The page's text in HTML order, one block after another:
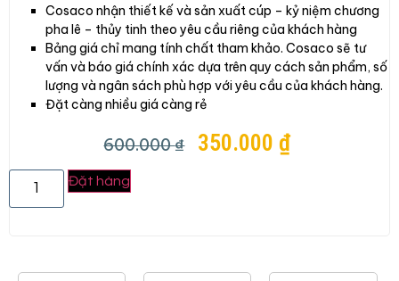
Cosaco nhận thiết kế và sản xuất cúp – kỷ niệm chương
pha lê – thủy tinh theo yêu cầu riêng của khách hàng
Bảng giá chỉ mang tính chất tham khảo. Cosaco sẽ tư
vấn và báo giá chính xác dựa trên quy cách sản phẩm, số
lượng và ngân sách phù hợp với yêu cầu của khách hàng.
Đặt càng nhiều giá càng rẻ
600.000₫ 350.000 ₫
Đặt hàng